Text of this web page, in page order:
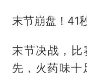
末节崩盘！41
末节决战，
先，火药味十